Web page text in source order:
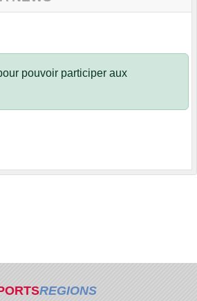
pouvoir participer aux
REGIONS